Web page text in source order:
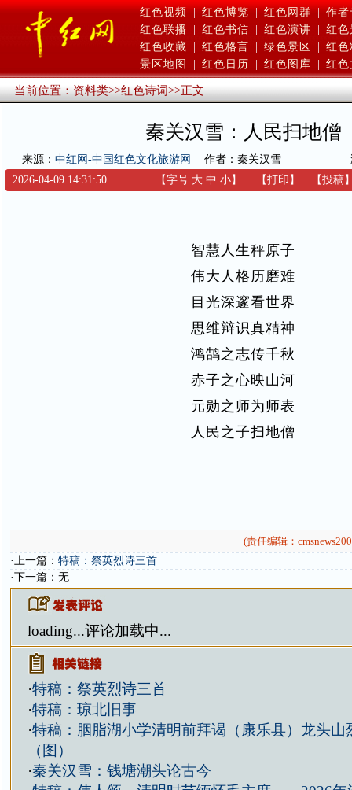
红色视频 | 红色博览 | 红色网群 | 作者
红色联播
红色书信 红色演讲
红色
红色收藏
红色格言 绿色景区
红色
景区地图
红色日历 红色图库 红色
当前位置：资料类>>红色诗词>>正文
秦关汉雪：人民扫地僧
来源： 中红网-中国红色文化旅游网 作者：秦关汉雪
2026-04-09 14:31:50
【字号 大 中 小】 【打印 】 【投稿
智慧人生秤原子
伟大人格历磨难
目光深邃看世界
思维辩识真精神
鸿鹄之志传千秋
赤子之心映山河
元勋之师为师表
人民之子扫地僧
(责任编辑：
·上一篇： 特稿：祭英烈诗三首
·下一篇：无
loading...评论加载中...
·特稿：祭英烈诗三首
·特稿：琼北旧事
·特稿：胭脂湖小学清明前拜谒（康乐县）龙头山
（图）
·秦关汉雪：钱塘潮头论古今